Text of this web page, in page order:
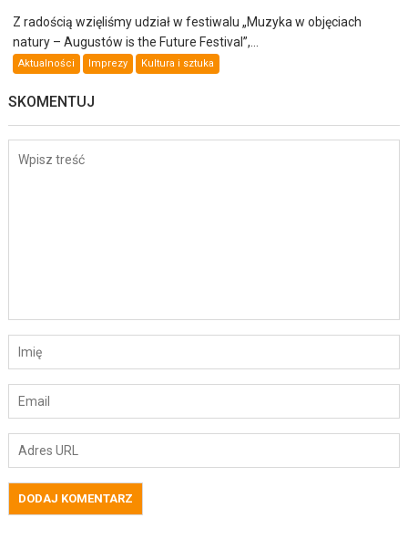
Z radością wzięliśmy udział w festiwalu „Muzyka w objęciach
natury – Augustów is the Future Festival”,...
Aktualności Imprezy Kultura i sztuka
SKOMENTUJ